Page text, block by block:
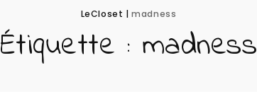
LeCloset |madness
Étiquette : madness